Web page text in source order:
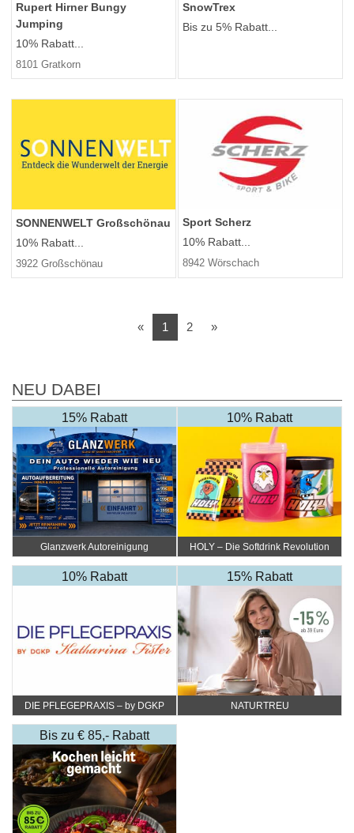
Rupert Hirner Bungy
Jumping
10% Rabatt...
8101 Gratkorn
SnowTrex
Bis zu 5% Rabatt...
SONNENWELT Großschönau
10% Rabatt...
3922 Großschönau
Sport Scherz
10% Rabatt...
8942 Wörschach
«Vorherige
1 2 »Nächste
NEU DABEI
15% Rabatt
Glanzwerk Autoreinigung
10% Rabatt
HOLY – Die Softdrink Revolution
10% Rabatt
DIE PFLEGEPRAXIS – by DGKP
Katharina Fister
15% Rabatt
NATURTREU
Bis zu € 85,- Rabatt